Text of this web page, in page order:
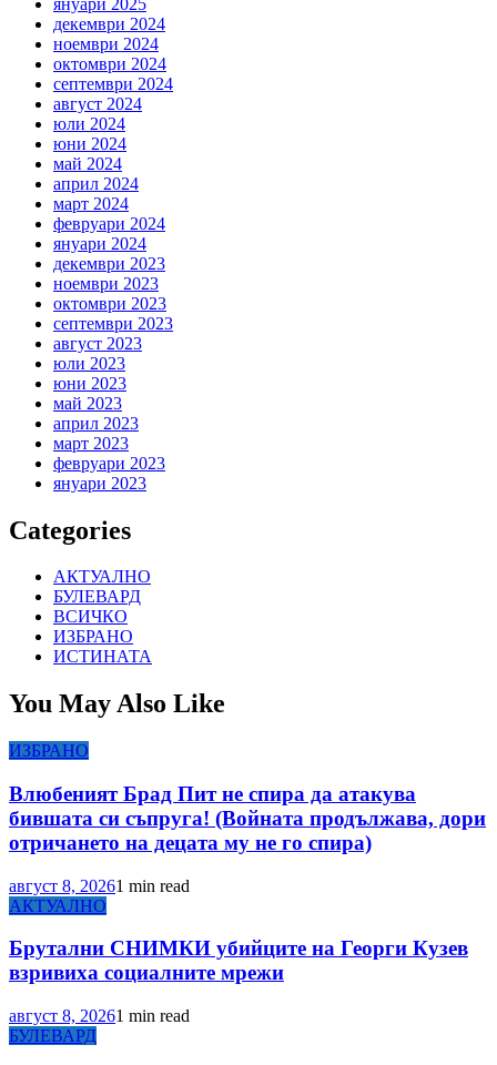
декември 2024
ноември 2024
октомври 2024
септември 2024
август 2024
юли 2024
юни 2024
май 2024
април 2024
март 2024
февруари 2024
януари 2024
декември 2023
ноември 2023
октомври 2023
септември 2023
август 2023
юли 2023
юни 2023
май 2023
април 2023
март 2023
февруари 2023
януари 2023
Categories
АКТУАЛНО
БУЛЕВАРД
ВСИЧКО
ИЗБРАНО
ИСТИНАТА
You May Also Like
ИЗБРАНО
Влюбеният Брад Пит не спира да атакува
бившата си съпруга! (Войната продължава, дори
отричането на децата му не го спира)
август 8, 20261 min read
АКТУАЛНО
Брутални СНИМКИ убийците на Георги Кузев
взривиха социалните мрежи
август 8, 20261 min read
БУЛЕВАРД